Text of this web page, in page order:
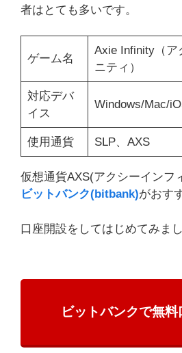
者はとても多いです。
ゲーム名
Axie Infinity（ア
ニティ）
対応デバ
イス
Windows/Mac/
使用通貨 SLP、AXS
仮想通貨AXS(アクシーインフ
ビットバンク(bitbank)がおす
口座開設をしてはじめてみまし
ビットバンクで無料